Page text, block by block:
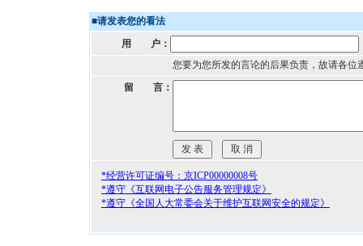
■请发表您的看法
用 户：
您要为您所发的言论的后果负责，故请各位
留 言：
*经营许可证编号：京ICP00000008号
*遵守《互联网电子公告服务管理规定》
*遵守《全国人大常委会关于维护互联网安全的规定》